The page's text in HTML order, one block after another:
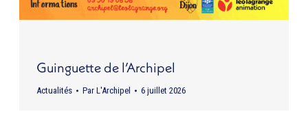
Guinguette de l’Archipel
Actualités Par L'Archipel 6 juillet 2026